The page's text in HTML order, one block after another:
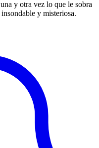
y otra vez lo que le sobra
y misteriosa.